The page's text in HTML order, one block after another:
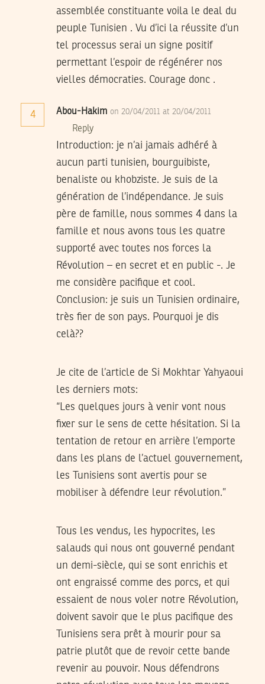
assemblée constituante voila le deal du
peuple Tunisien . Vu d’ici la réussite d’un
tel processus serai un signe positif
permettant l’espoir de régénérer nos
vielles démocraties. Courage donc .
4 Abou-Hakim on 20/04/2011 at 20/04/2011
Reply
Introduction: je n’ai jamais adhéré à
aucun parti tunisien, bourguibiste,
benaliste ou khobziste. Je suis de la
génération de l’indépendance. Je suis
père de famille, nous sommes 4 dans la
famille et nous avons tous les quatre
supporté avec toutes nos forces la
Révolution – en secret et en public -. Je
me considère pacifique et cool.
Conclusion: je suis un Tunisien ordinaire,
très fier de son pays. Pourquoi je dis
celà??
Je cite de l’article de Si Mokhtar Yahyaoui
les derniers mots:
“Les quelques jours à venir vont nous
fixer sur le sens de cette hésitation. Si la
tentation de retour en arrière l’emporte
dans les plans de l’actuel gouvernement,
les Tunisiens sont avertis pour se
mobiliser à défendre leur révolution.”
Tous les vendus, les hypocrites, les
salauds qui nous ont gouverné pendant
un demi-siècle, qui se sont enrichis et
ont engraissé comme des porcs, et qui
essaient de nous voler notre Révolution,
doivent savoir que le plus pacifique des
Tunisiens sera prêt à mourir pour sa
patrie plutôt que de revoir cette bande
revenir au pouvoir. Nous défendrons